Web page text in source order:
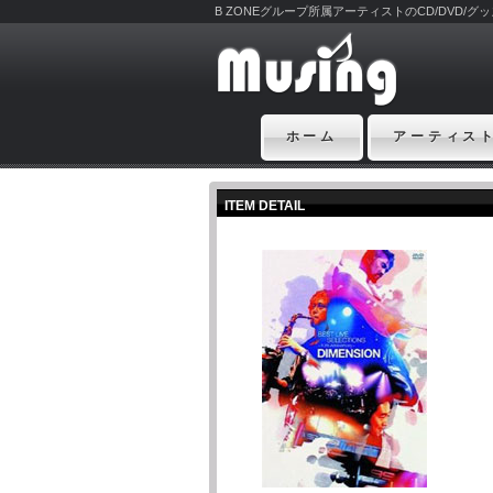
B ZONEグループ所属アーティストのCD/DVD/グ
ホーム アーティス
ITEM DETAIL